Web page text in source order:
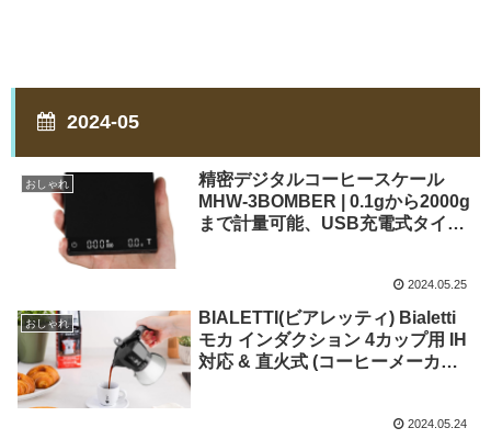
2024-05
おしゃれ
精密デジタルコーヒースケール
MHW-3BOMBER | 0.1gから2000g
まで計量可能、USB充電式タイマ
2024.05.25
おしゃれ
BIALETTI(ビアレッティ) Bialetti
モカ インダクション 4カップ用 IH
対応 & 直火式 (コーヒーメーカー
2024.05.24